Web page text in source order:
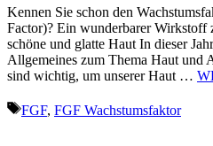
Kennen Sie schon den
Factor)? Ein wunderbarer Wirkstoff
schöne und glatte Haut In dieser
Allgemeines zum Thema Haut und
sind wichtig, um unserer Haut …
Schlagwörter
FGF, FGF Wachstumsfaktor